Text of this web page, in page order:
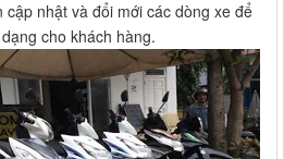
cập nhật và đổi mới các dòng xe để
cho khách hàng.